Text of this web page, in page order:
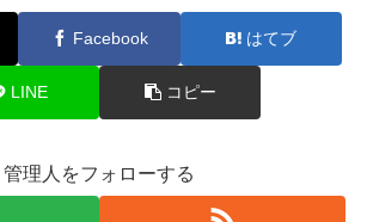
Facebook はてブ
LINE コピー
管理人をフォローする